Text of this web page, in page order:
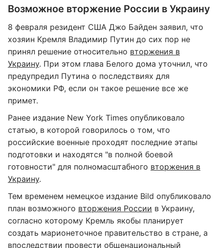
Возможное вторжение России в Украину
8 февраля резидент США Джо Байден заявил, что
хозяин Кремля Владимир Путин до сих пор не
принял решение относительно вторжения в
Украину. При этом глава Белого дома уточнил, что
предупредил Путина о последствиях для
экономики РФ, если он такое решение все же
примет.
Ранее издание New York Times опубликовало
статью, в которой говорилось о том, что
российские военные проходят последние этапы
подготовки и находятся "в полной боевой
готовности" для полномасштабного вторжения в
Украину.
Тем временем немецкое издание Bild опубликовало
план возможного вторжения России в Украину,
согласно которому Кремль якобы планирует
создать марионеточное правительство в стране, а
впоследствии провести общенациональный